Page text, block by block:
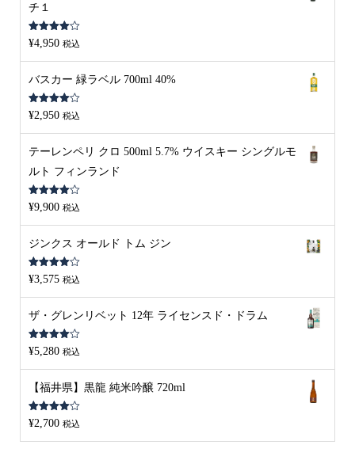
チ１
5段階中
4.00の評
¥4,950 税込
バスカー 緑ラベル 700ml 40%
5段階中
4.00の評
¥2,950 税込
テーレンペリ クロ 500ml 5.7% ウイスキー シングルモ
ルト フィンランド
5段階中
4.00の評
¥9,900 税込
ジンクス オールド トム ジン
5段階中
4.00の評
¥3,575 税込
ザ・グレンリベット 12年 ライセンスド・ドラム
5段階中
4.00の評
¥5,280 税込
【福井県】黒龍 純米吟醸 720ml
5段階中
4.00の評
¥2,700 税込